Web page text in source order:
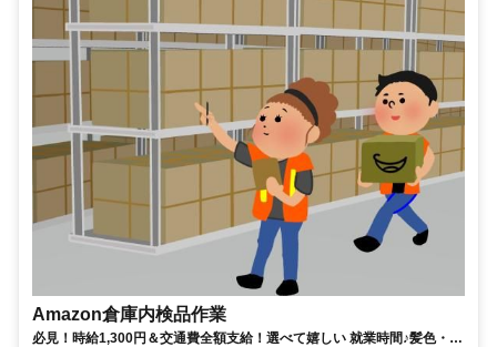
Amazon倉庫内検品作業
必見！時給1,300円＆交通費全額支給！選べて嬉しい 就業時間♪髪色・髪